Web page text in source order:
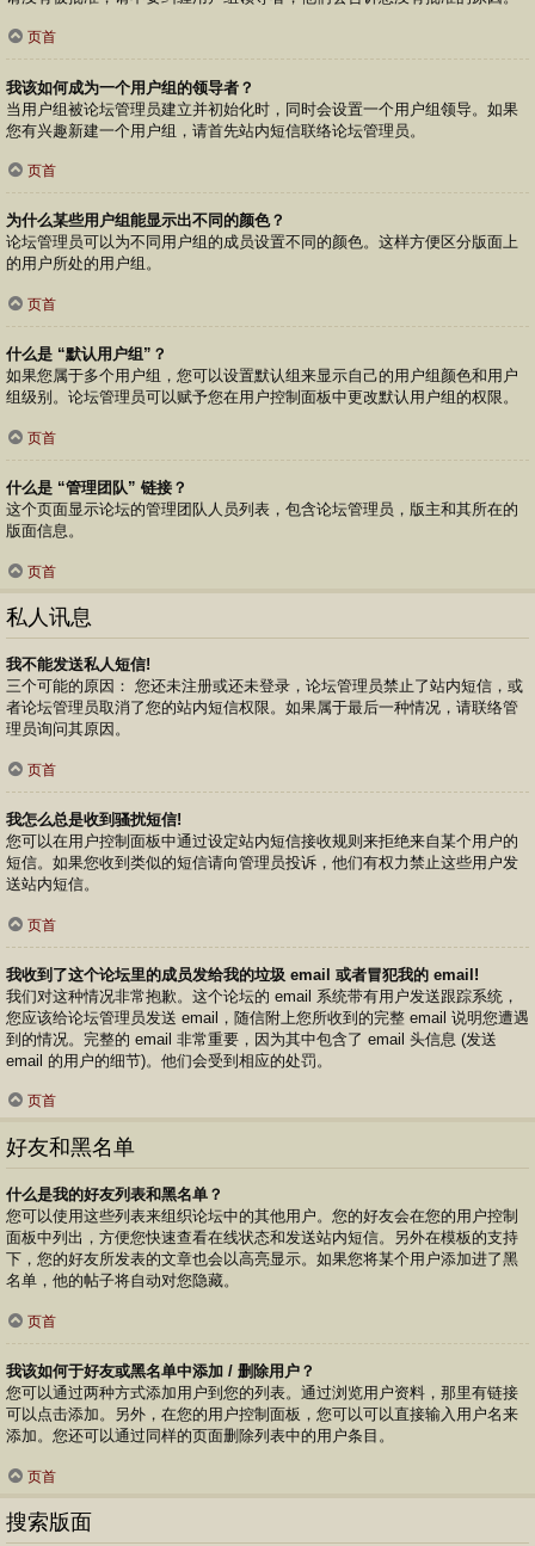
页首
我该如何成为一个用户组的领导者？
当用户组被论坛管理员建立并初始化时，同时会设置一个用户组领导。如果
您有兴趣新建一个用户组，请首先站内短信联络论坛管理员。
页首
为什么某些用户组能显示出不同的颜色？
论坛管理员可以为不同用户组的成员设置不同的颜色。这样方便区分版面上
的用户所处的用户组。
页首
什么是 “默认用户组”？
如果您属于多个用户组，您可以设置默认组来显示自己的用户组颜色和用户
组级别。论坛管理员可以赋予您在用户控制面板中更改默认用户组的权限。
页首
什么是 “管理团队” 链接？
这个页面显示论坛的管理团队人员列表，包含论坛管理员，版主和其所在的
版面信息。
页首
私人讯息
我不能发送私人短信!
三个可能的原因： 您还未注册或还未登录，论坛管理员禁止了站内短信，或
者论坛管理员取消了您的站内短信权限。如果属于最后一种情况，请联络管
理员询问其原因。
页首
我怎么总是收到骚扰短信!
您可以在用户控制面板中通过设定站内短信接收规则来拒绝来自某个用户的
短信。如果您收到类似的短信请向管理员投诉，他们有权力禁止这些用户发
送站内短信。
页首
我收到了这个论坛里的成员发给我的垃圾 email 或者冒犯我的 email!
我们对这种情况非常抱歉。这个论坛的 email 系统带有用户发送跟踪系统，
您应该给论坛管理员发送 email，随信附上您所收到的完整 email 说明您遭遇
到的情况。完整的 email 非常重要，因为其中包含了 email 头信息 (发送
email 的用户的细节)。他们会受到相应的处罚。
页首
好友和黑名单
什么是我的好友列表和黑名单？
您可以使用这些列表来组织论坛中的其他用户。您的好友会在您的用户控制
面板中列出，方便您快速查看在线状态和发送站内短信。另外在模板的支持
下，您的好友所发表的文章也会以高亮显示。如果您将某个用户添加进了黑
名单，他的帖子将自动对您隐藏。
页首
我该如何于好友或黑名单中添加 / 删除用户？
您可以通过两种方式添加用户到您的列表。通过浏览用户资料，那里有链接
可以点击添加。另外，在您的用户控制面板，您可以可以直接输入用户名来
添加。您还可以通过同样的页面删除列表中的用户条目。
页首
搜索版面